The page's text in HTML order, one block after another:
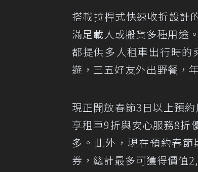
搭載拉桿式快速收折設計
滿足載人或搬貨多種用途
都提供多人租車出行時的
遊，三五好友外出野餐，
現正開放春節3日以上預
享租車9折與安心服務8折
多。此外，現在預約春節
券，總計最多可獲得價值